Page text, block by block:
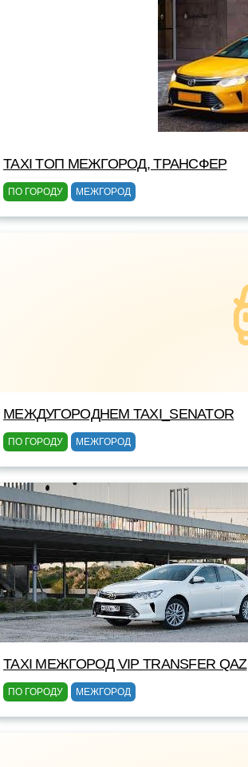
TAXI TOП МЕЖГОРОД, ТРАНСФЕР
ПО ГОРОДУ МЕЖГОРОД
МЕЖДУГОРОДНЕМ TAXI_SENATOR
ПО ГОРОДУ МЕЖГОРОД
TAXI МЕЖГОРОД VIP TRANSFER QАZ
ПО ГОРОДУ МЕЖГОРОД